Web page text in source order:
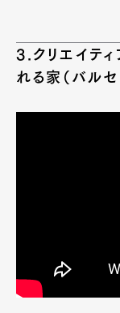
3.クリエイテ
れる家（バルセ